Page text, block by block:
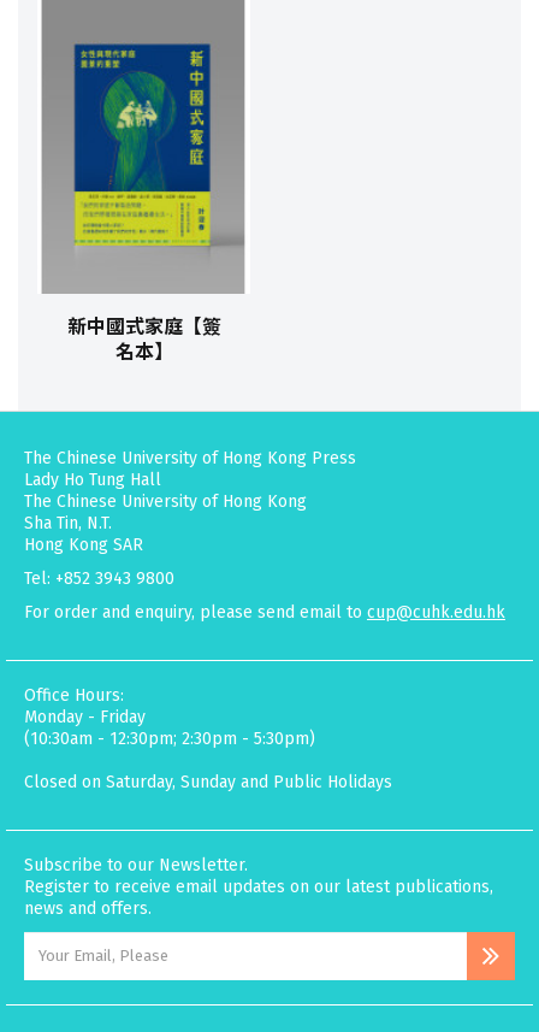
新中國式家庭【簽
名本】
The Chinese University of Hong Kong Press
Lady Ho Tung Hall
The Chinese University of Hong Kong
Sha Tin, N.T.
Hong Kong SAR
Tel: +852 3943 9800
For order and enquiry, please send email to cup@cuhk.edu.hk
Office Hours:
Monday - Friday
(10:30am - 12:30pm; 2:30pm - 5:30pm)
Closed on Saturday, Sunday and Public Holidays
Subscribe to our Newsletter.
Register to receive email updates on our latest publications,
news and offers.